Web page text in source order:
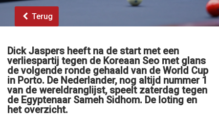
Terug
Dick Jaspers heeft na de start met een
verliespartij tegen de Koreaan Seo met glans
de volgende ronde gehaald van de World Cup
in Porto. De Nederlander, nog altijd nummer 1
van de wereldranglijst, speelt zaterdag tegen
de Egyptenaar Sameh Sidhom. De loting en
het overzicht.